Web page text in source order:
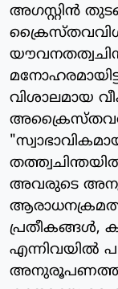
അഗസ്റ്റിന്‍
വിശാലമായ
അവരുടെ
പ്രതീകങ്ങള്‍,
എന്നിവയില്‍